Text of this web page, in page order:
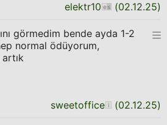
elektr10 (02.12.25)
görmedim bende ayda 1-2
normal ödüyorum,
sweetoffice (02.12.25)